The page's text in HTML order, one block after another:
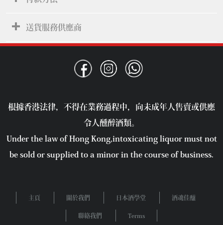
送貨服務供應商
根據香港法律，不得在業務過程中，向未成年人售賣或供應
令人醺醉酒類。
Under the law of Hong Kong,intoxicating liquor must not
be sold or supplied to a minor in the course of business.
主頁 關於我們 日本酒學堂 酒魂佳釀
聯絡我們 Terms